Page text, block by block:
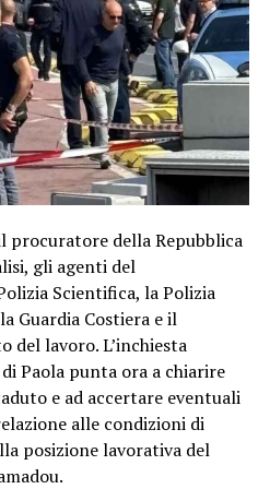
procuratore della Repubblica
gli agenti del
Scientifica, la Polizia
Guardia Costiera e il
del lavoro. L’inchiesta
Paola punta ora a chiarire
e ad accertare eventuali
alle condizioni di
posizione lavorativa del